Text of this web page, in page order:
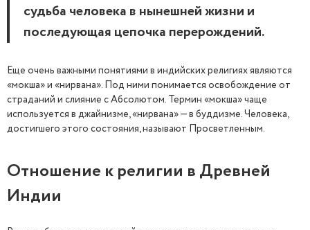
судьба человека в нынешней жизни и
последующая цепочка перерождений.
Еще очень важными понятиями в индийских религиях являются
«мокша» и «нирвана». Под ними понимается освобождение от
страданий и слияние с Абсолютом. Термин «мокша» чаще
используется в джайнизме, «нирвана» — в буддизме. Человека,
достигшего этого состояния, называют Просветленным.
Отношение к религии в Древней
Индии